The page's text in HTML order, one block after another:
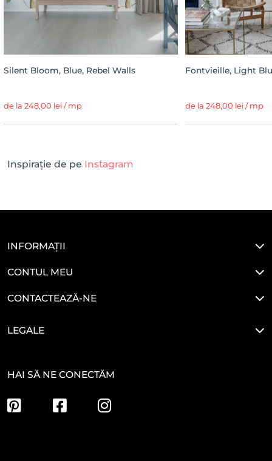
Silent Bloom, Blue, Rebel Walls
de la 248,00 lei / mp
Fontvieille, Light
de la 248,00 lei / mp
Inspirație de pe Instagram
INFORMAȚII
CONTUL MEU
CONTACTEAZĂ-NE
LEGALE
HAI SĂ NE CONECTĂM